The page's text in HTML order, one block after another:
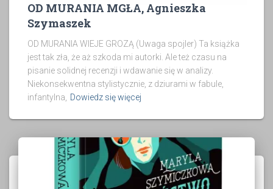
OD MURANIA MGŁA, Agnieszka
Szymaszek
OD MURANIA WIEJE GROZĄ (Uwaga spojler) Ta książka
jest tak zła, że aż szkoda mi autorki. Ale też czasu na
pisanie solidnej recenzji i wdawanie się w analizy.
Niekonsekwentna stylistycznie, z dziurami w fabule,
infantylna,
Dowiedz się więcej